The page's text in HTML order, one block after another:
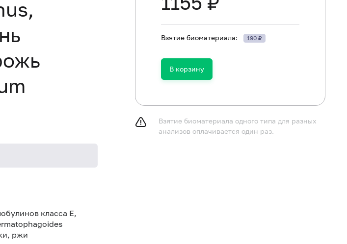
класса E,
ржи
Взятие биоматериала: 190 ₽
В корзину
Взятие биоматериала одного типа для разных
анализов оплачивается один раз.